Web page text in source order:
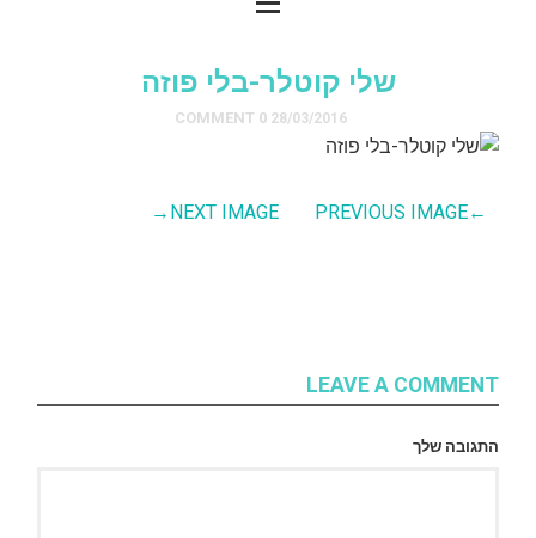
שלי קוטלר-בלי פוזה
28/03/2016
0 COMMENT
←
PREVIOUS IMAGE
NEXT IMAGE
→
LEAVE A COMMENT
התגובה שלך